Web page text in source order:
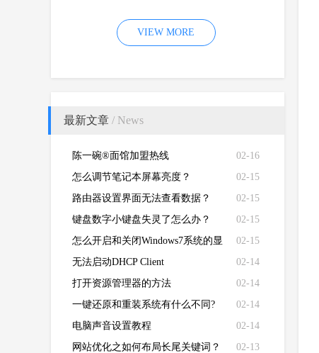
VIEW MORE
最新文章 / News
02-16
陈一碗®面馆加盟热线
02-15
怎么调节笔记本屏幕亮度？
02-15
路由器设置界面无法查看数据？
02-15
键盘数字小键盘失灵了怎么办？
02-15
怎么开启和关闭Windows7系统的显
卡硬件加速功能
02-14
无法启动DHCP Client
02-14
打开资源管理器的方法
02-14
一键还原和重装系统有什么不同?
02-14
电脑声音设置教程
02-13
网站优化之如何布局长尾关键词？